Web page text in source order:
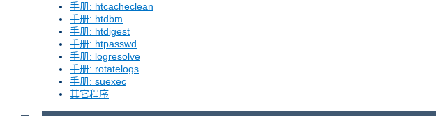
手册: htcacheclean
手册: htdbm
手册: htdigest
手册: htpasswd
手册: logresolve
手册: rotatelogs
手册: suexec
其它程序